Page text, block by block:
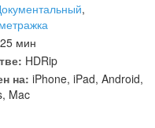
,
25 мин
HDRip
на: iPhone, iPad, Android,
Mac